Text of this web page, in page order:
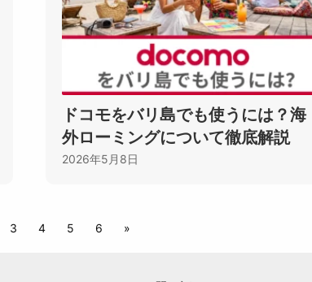
ドコモをバリ島でも使うには？海
外ローミングについて徹底解説
2026年5月8日
3 4 5 6 »